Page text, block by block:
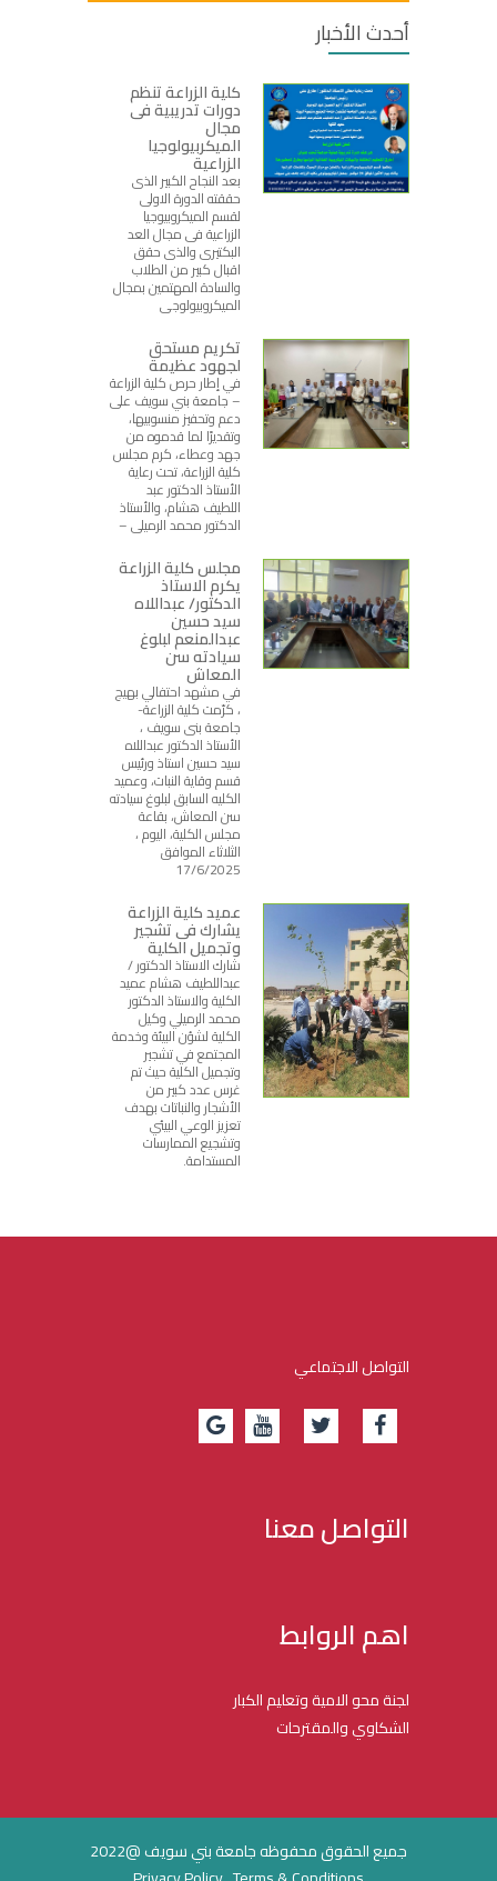
أحدث الأخبار
كلية الزراعة تنظم
دورات تدريبية فى
مجال
الميكربيولوجيا
الزراعية
بعد النجاح الكبير الذى
حققته الدورة الاولى
لقسم الميكروبيوجيا
الزراعية فى مجال العد
البكتيرى والذى حقق
اقبال كبير من الطلاب
والسادة المهتمين بمجال
الميكروبيولوجى
تكريم مستحق
لجهود عظيمة
في إطار حرص كلية الزراعة
– جامعة بني سويف على
دعم وتحفيز منسوبيها،
وتقديرًا لما قدموه من
جهد وعطاء، كرم مجلس
كلية الزراعة، تحت رعاية
الأستاذ الدكتور عبد
اللطيف هشام، والأستاذ
الدكتور محمد الرميلي –
مجلس كلية الزراعة
يكرم الاستاذ
الدكتور/ عبداللاه
سيد حسين
عبدالمنعم لبلوغ
سيادته سن
المعاش
في مشهد احتفالي بهيج
، كرّمت كلية الزراعة-
جامعة بنى سويف ،
الأستاذ الدكتور عبداللاه
سيد حسين استاذ ورئيس
قسم وقاية النبات، وعميد
الكليه السابق لبلوغ سيادته
سن المعاش، بقاعة
مجلس الكلية، اليوم ،
الثلاثاء الموافق
17/6/2025
عميد كلية الزراعة
يشارك فى تشجير
وتجميل الكلية
شارك الاستاذ الدكتور /
عبداللطيف هشام عميد
الكلية والاستاذ الدكتور
محمد الرميلي وكيل
الكلية لشؤن البيئة وخدمة
المجتمع في تشجير
وتجميل الكلية حيث تم
غرس عدد كبير من
الأشجار والنباتات بهدف
تعزيز الوعي البيئي
وتشجيع الممارسات
المستدامة.
التواصل الاجتماعي
التواصل معنا
اهم الروابط
لجنة محو الامية وتعليم الكبار
الشكاوي والمقترحات
جميع الحقوق محفوظه جامعة بني سويف @2022